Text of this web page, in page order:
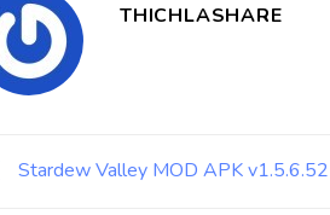
THICHLASHARE
Stardew Valley MOD APK v1.5.6.52